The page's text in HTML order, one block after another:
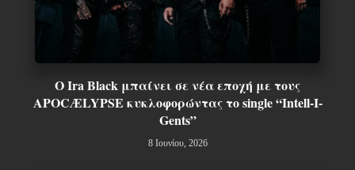
Ο Ira Black μπαίνει σε νέα εποχή με τους
APOCÆLYPSE κυκλοφορώντας το single “Intell-I-
Gents”
8 Ιουνίου, 2026